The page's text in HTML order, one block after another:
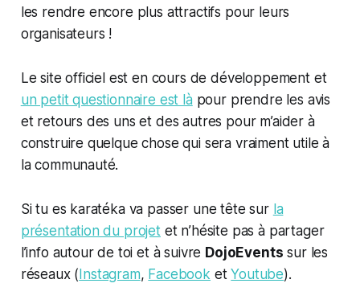
les rendre encore plus attractifs pour leurs
organisateurs !
Le site officiel est en cours de développement et
un petit questionnaire est là pour prendre les avis
et retours des uns et des autres pour m’aider à
construire quelque chose qui sera vraiment utile à
la communauté.
Si tu es karatéka va passer une tête sur la
présentation du projetet n’hésite pas à partager
l’info autour de toi et à suivre DojoEvents sur les
réseaux ( Instagram, Facebook etYoutube).